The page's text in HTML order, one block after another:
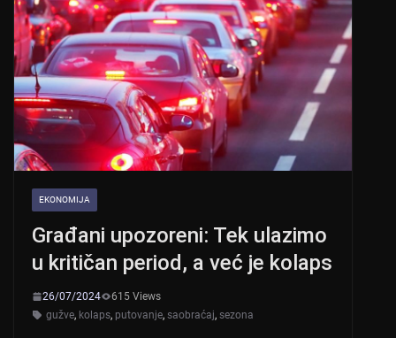
EKONOMIJA
Građani upozoreni: Tek ulazimo
u kritičan period, a već je kolaps
26/07/2024
615 Views
gužve, kolaps, putovanje, saobraćaj, sezona